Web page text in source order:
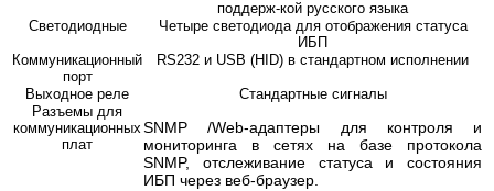
поддерж-кой русского языка
Светодиодные
Четыре светодиода для отображения статуса
ИБП
Коммуникационный
порт
RS232 и USB (HID) в стандартном исполнении
Выходное реле
Стандартные сигналы
Разъемы для
коммуникационных
плат
SNMP /Web-адаптеры для контроля и
мониторинга в сетях на базе протокола
SNMP, отслеживание статуса и состояния
ИБП через веб-браузер.